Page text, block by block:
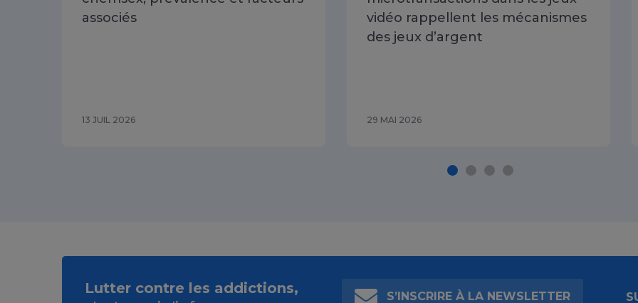
associés
13 JUIL 2026
vidéo rappellent les mécanismes
des jeux d’argent
29 MAI 2026
Lutter contre les addictions,
S’INSCRIRE À LA NEWSLETTER